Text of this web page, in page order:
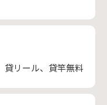
リール、貸竿無料